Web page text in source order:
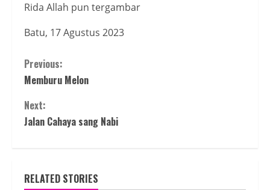
Rida Allah pun tergambar
Batu, 17 Agustus 2023
Continue
Reading
Previous:
Memburu Melon
Next:
Jalan Cahaya sang Nabi
RELATED STORIES